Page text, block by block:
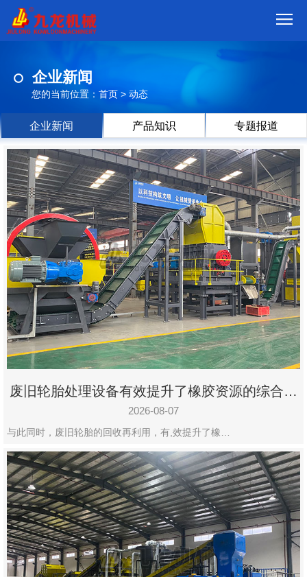
品
视
频
现
场
方
案
动
态
联
系
郑
州
市
九
设
有
限
公
司
豫
ICP
备
企业新闻
您的当前位置： 首页 > 动态
企业新闻 产品知识 专题报道
废旧轮胎处理设备有效提升了橡胶资源的综合利
用率
2026-08-07
与此同时，废旧轮胎的回收再利用，有,效提升了橡…